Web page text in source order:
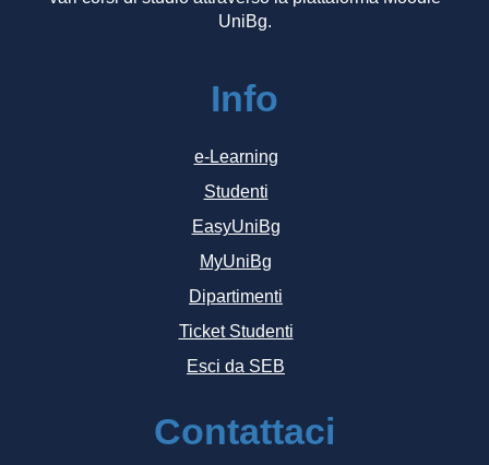
UniBg.
Info
e-Learning
Studenti
EasyUniBg
MyUniBg
Dipartimenti
Ticket Studenti
Esci da SEB
Contattaci